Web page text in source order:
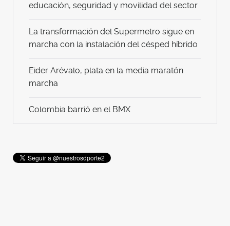
educación, seguridad y movilidad del sector
La transformación del Supermetro sigue en
marcha con la instalación del césped híbrido
Eider Arévalo, plata en la media maratón
marcha
Colombia barrió en el BMX